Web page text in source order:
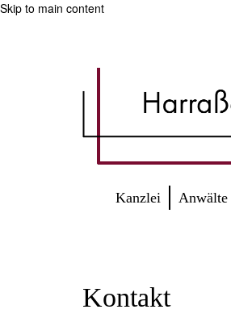
Skip to main content
Kanzlei Anwälte
Kontakt